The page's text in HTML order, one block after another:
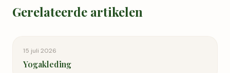
Gerelateerde artikelen
15 juli 2026
Yogakleding